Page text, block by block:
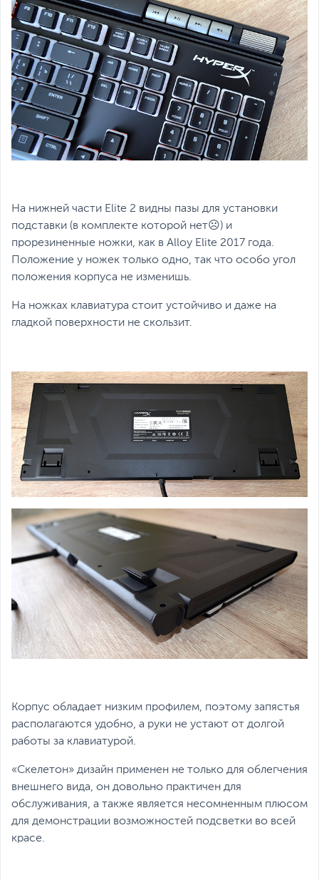
На нижней части Elite 2 видны пазы для установки
подставки (в комплекте которой нет☹) и
прорезиненные ножки, как в Alloy Elite 2017 года.
Положение у ножек только одно, так что особо угол
положения корпуса не изменишь.
На ножках клавиатура стоит устойчиво и даже на
гладкой поверхности не скользит.
Корпус обладает низким профилем, поэтому запястья
располагаются удобно, а руки не устают от долгой
работы за клавиатурой.
«Скелетон» дизайн применен не только для облегчения
внешнего вида, он довольно практичен для
обслуживания, а также является несомненным плюсом
для демонстрации возможностей подсветки во всей
красе.